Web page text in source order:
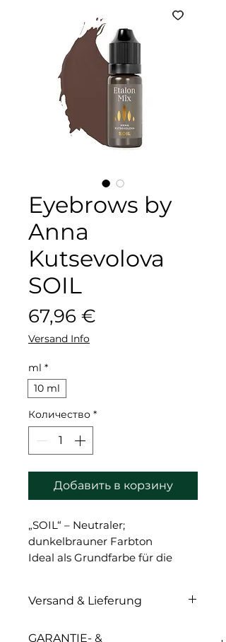
Eyebrows by
Anna
Kutsevolova
SOIL
67,96 €
Versand Info
ml *
10 ml
Количество *
Добавить в корзину
„SOIL“ – Neutraler;
dunkelbrauner Farbton
Ideal als Grundfarbe für die
der Behandlung von Alopezie
der Verwendung von
Versand & Lieferung
GARANTIE- &